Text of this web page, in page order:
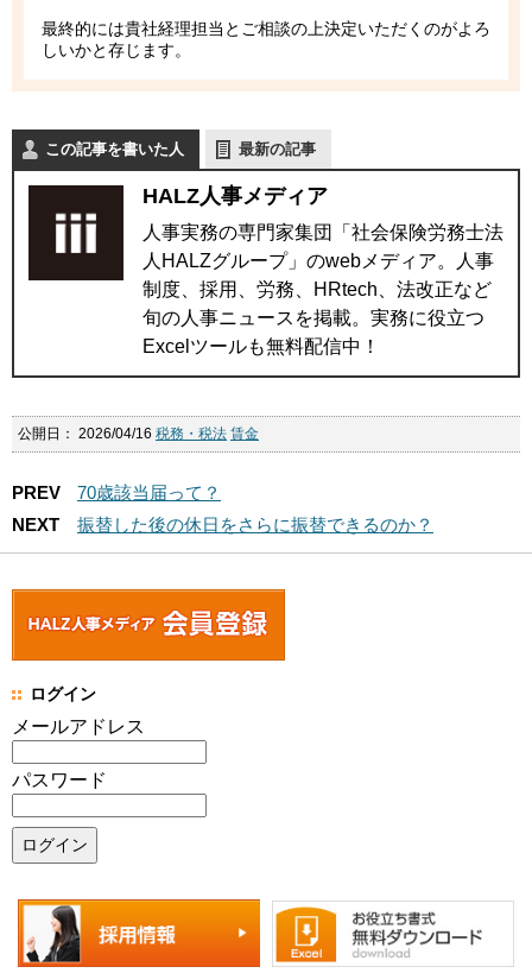
最終的には貴社経理担当とご相談の上決定いただくのがよろ
しいかと存じます。
この記事を書いた人 最新の記事
HALZ人事メディア
人事実務の専門家集団「社会保険労務士法
人HALZグループ」のwebメディア。人事
制度、採用、労務、HRtech、法改正など
旬の人事ニュースを掲載。実務に役立つ
Excelツールも無料配信中！
公開日： 2026/04/16 税務・税法 賃金
PREV
70歳該当届って？
NEXT
振替した後の休日をさらに振替できるのか？
ログイン
メールアドレス
パスワード